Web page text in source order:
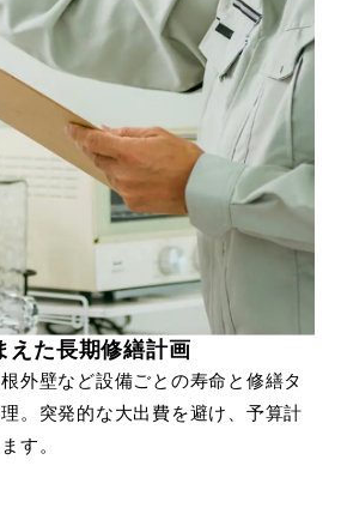
えた長期修繕計画
外壁など設備ごとの寿命と修繕タ
。突発的な大出費を避け、予算計
す。